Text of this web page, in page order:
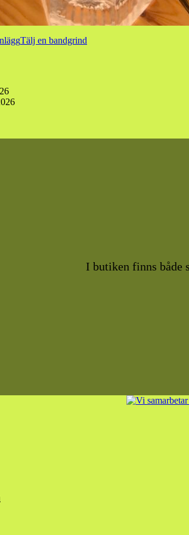
Tälj en bandgrind
I butiken finns både